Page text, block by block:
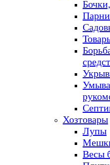
Хозтовары
Лупы
Весы